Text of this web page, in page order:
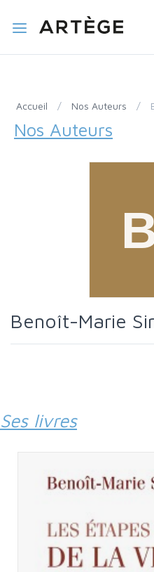
Accueil / Nos Auteurs /
Nos Auteurs
Benoît-Marie
Ses livres